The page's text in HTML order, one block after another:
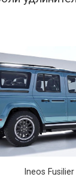
Ineos Fusilier